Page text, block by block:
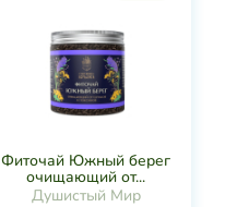
Фиточай Южный берег
очищающий от...
Душистый Мир